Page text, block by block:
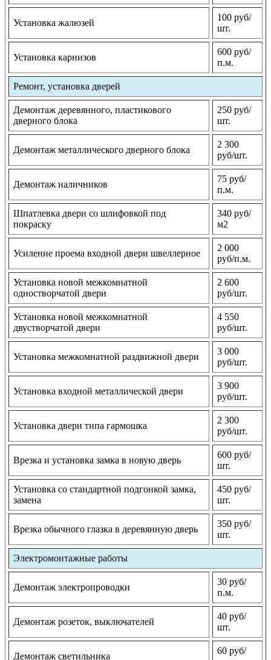
Установка жалюзей
100 руб/
шт.
Установка карнизов
600 руб/
п.м.
Ремонт, установка дверей
Демонтаж деревянного, пластикового
дверного блока
250 руб/
шт.
Демонтаж металлического дверного блока
2 300
руб/шт.
Демонтаж наличников
75 руб/
п.м.
Шпатлевка двери со шлифовкой под
покраску
340 руб/
м2
Усиление проема входной двери швеллерное
2 000
руб/п.м.
Установка новой межкомнатной
одностворчатой двери
2 600
руб/шт.
Установка новой межкомнатной
двустворчатой двери
4 550
руб/шт.
Установка межкомнатной раздвижной двери
3 000
руб/шт.
Установка входной металлической двери
3 900
руб/шт.
Установка двери типа гармошка
2 300
руб/шт.
Врезка и установка замка в новую дверь
600 руб/
шт.
Установка со стандартной подгонкой замка,
замена
450 руб/
шт.
Врезка обычного глазка в деревянную дверь
350 руб/
шт.
Электромонтажные работы
Демонтаж электропроводки
30 руб/
п.м.
Демонтаж розеток, выключателей
40 руб/
шт.
Демонтаж светильника
60 руб/